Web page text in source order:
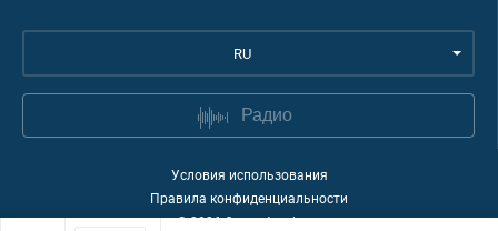
RU
Радио
Условия использования
Правила конфиденциальности
©2026Quran Academy